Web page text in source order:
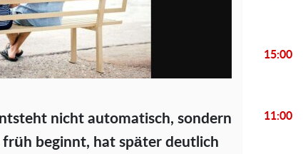
nicht automatisch, sondern
beginnt, hat später deutlich
15:00
11:00